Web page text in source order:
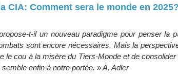
CIA: Comment sera le monde en
t-il un nouveau paradigme pour penser la
sont encore nécessaires. Mais la
le cou à la misère du Tiers-Monde et de consolider
enfin à notre portée. » A. Adler